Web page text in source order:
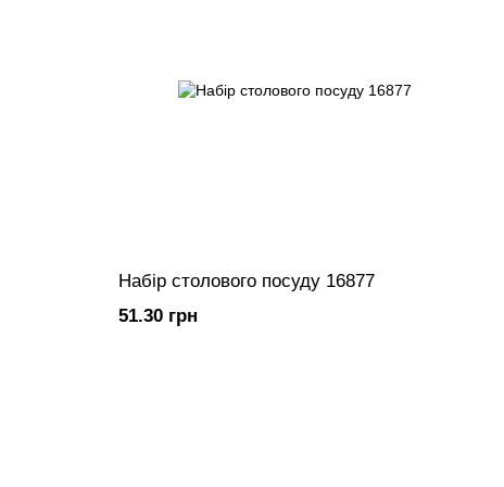
Набір столового посуду 16877
51.30 грн